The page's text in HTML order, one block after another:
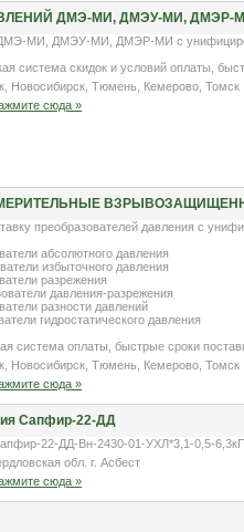
ДМЭ-МИ, ДМЭУ-МИ, ДМЭР-
ДМЭ-МИ, ДМЭУ-МИ, ДМЭР-МИ с
система скидок и условий оплаты,
Новосибирск, Тюмень, Кемерово, Томск
сюда »
преобразователей давления с
абсолютного давления
избыточного давления
разрежения
давления-разрежения
разности давлений
гидростатического давления
система оплаты, быстрые сроки
Новосибирск, Тюмень, Кемерово, Томск
сюда »
Сапфир-22-ДД
22-ДД-Вн-2430-01-УХЛ*3,1-0,5-
обл. г. Асбест
сюда »